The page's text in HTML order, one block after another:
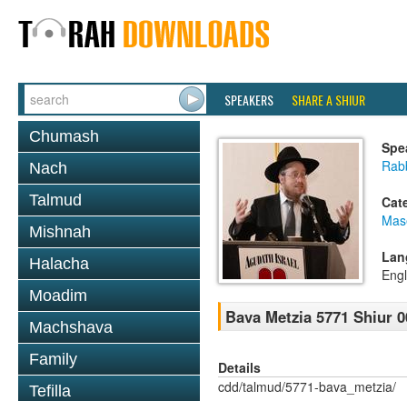
SPEAKERS SHARE A SHIUR
Chumash
Nach
Talmud
Mishnah
Halacha
Moadim
Machshava
Family
Tefilla
Bava Metzia 5771 Shiur
Details
cdd/talmud/5771-bava_metzia/